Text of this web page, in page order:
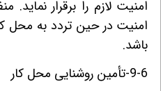
امنیت لازم را برقرار نماید.
امنیت در حین تردد به محل
باشد.
9-6-تأمین روشنایی محل کار